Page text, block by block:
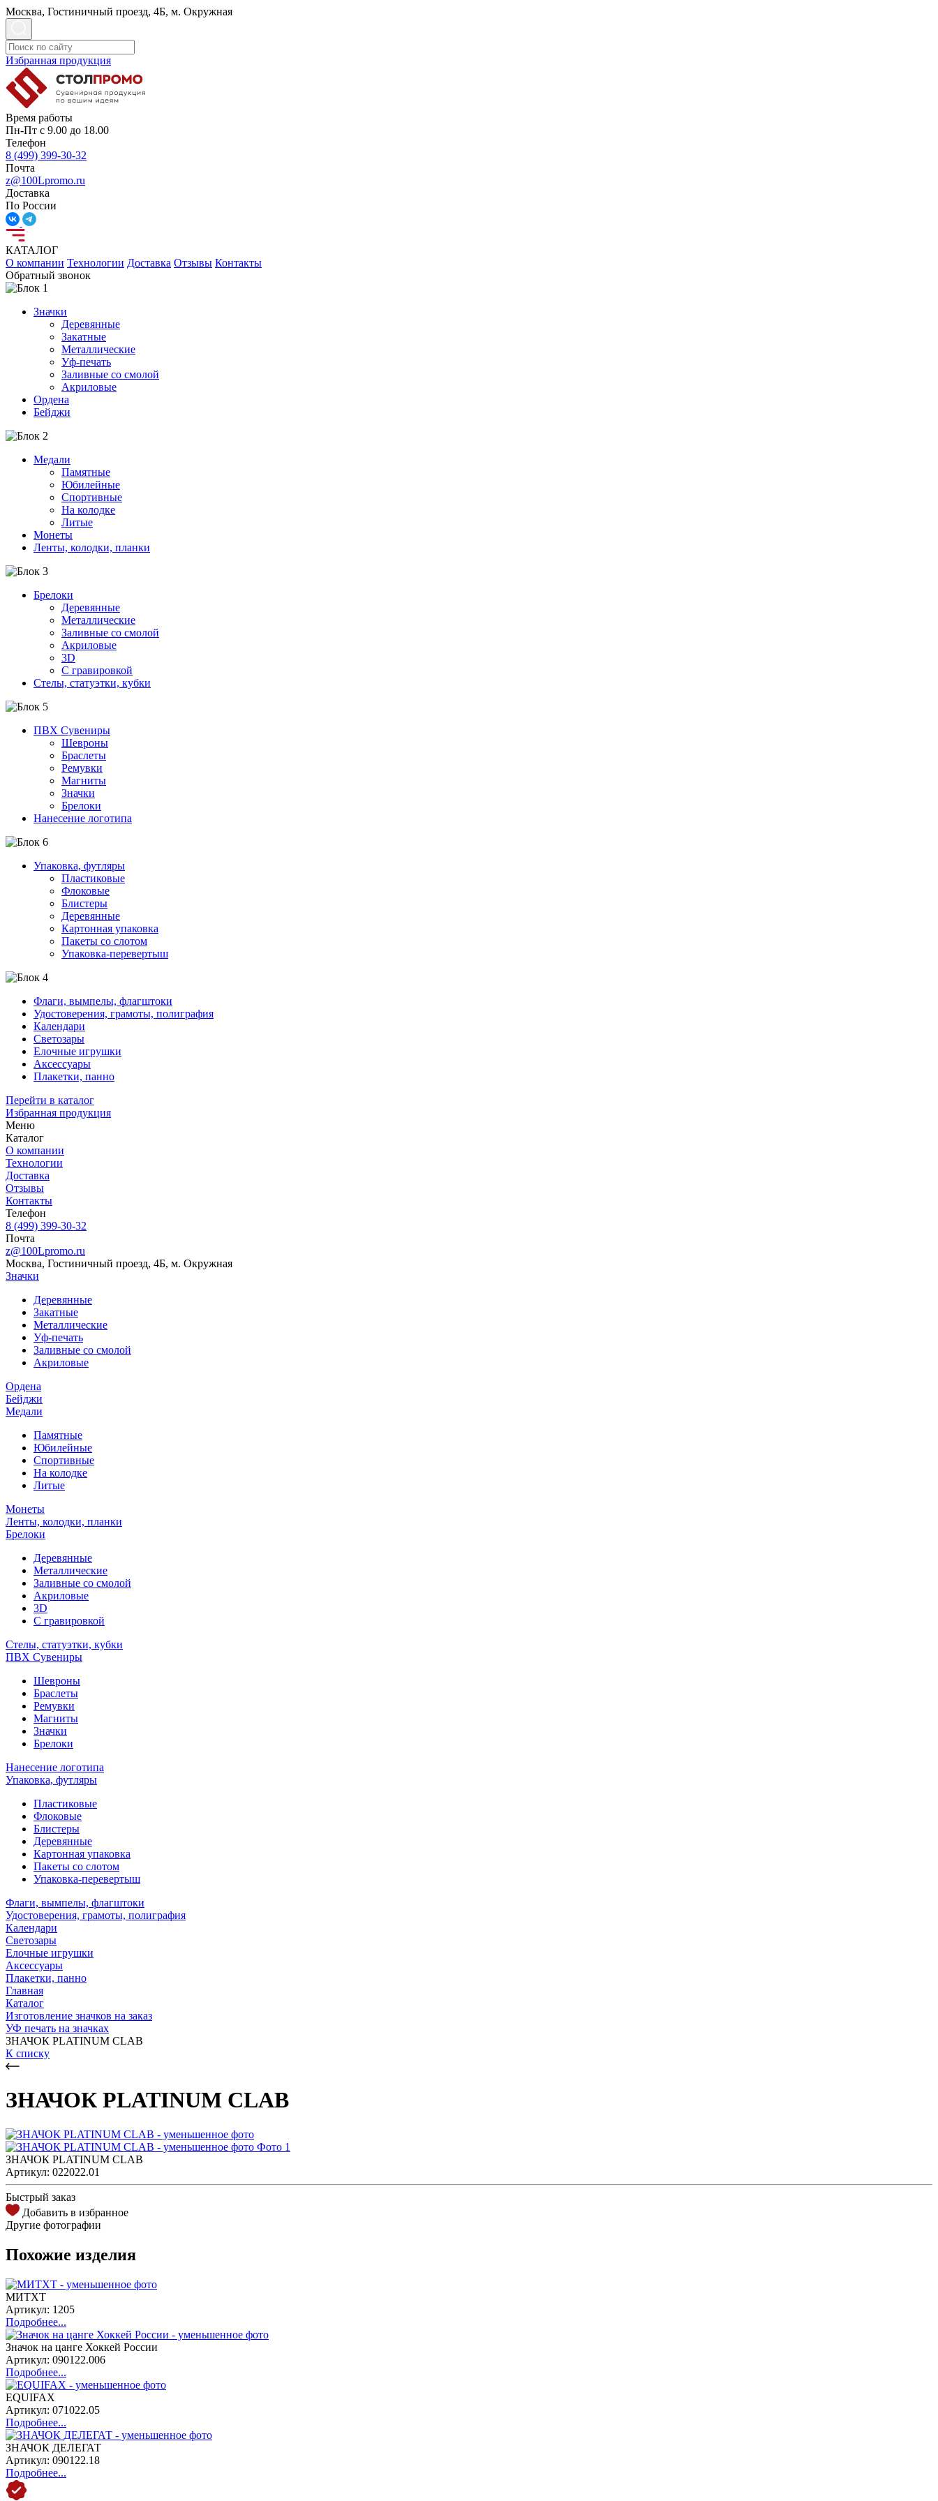
Москва, Гостиничный проезд, 4Б, м. Окружная
Избранная продукция
Время работы
Пн-Пт с 9.00 до 18.00
Телефон
8 (499) 399-30-32
Почта
z@100Lpromo.ru
Доставка
По России
КАТАЛОГ
О компании Технологии Доставка Отзывы Контакты
Обратный звонок
Значки
Деревянные
Закатные
Металлические
Уф-печать
Заливные со смолой
Акриловые
Ордена
Бейджи
Медали
Памятные
Юбилейные
Спортивные
На колодке
Литые
Монеты
Ленты, колодки, планки
Брелоки
Деревянные
Металлические
Заливные со смолой
Акриловые
3D
C гравировкой
Стелы, статуэтки, кубки
ПВХ Сувениры
Шевроны
Браслеты
Ремувки
Магниты
Значки
Брелоки
Нанесение логотипа
Упаковка, футляры
Пластиковые
Флоковые
Блистеры
Деревянные
Картонная упаковка
Пакеты со слотом
Упаковка-перевертыш
Флаги, вымпелы, флагштоки
Удостоверения, грамоты, полиграфия
Календари
Светозары
Елочные игрушки
Аксессуары
Плакетки, панно
Перейти в каталог
Избранная продукция
Меню
Каталог
О компании
Технологии
Доставка
Отзывы
Контакты
Телефон
8 (499) 399-30-32
Почта
z@100Lpromo.ru
Москва, Гостиничный проезд, 4Б, м. Окружная
Значки
Деревянные
Закатные
Металлические
Уф-печать
Заливные со смолой
Акриловые
Ордена
Бейджи
Медали
Памятные
Юбилейные
Спортивные
На колодке
Литые
Монеты
Ленты, колодки, планки
Брелоки
Деревянные
Металлические
Заливные со смолой
Акриловые
3D
C гравировкой
Стелы, статуэтки, кубки
ПВХ Сувениры
Шевроны
Браслеты
Ремувки
Магниты
Значки
Брелоки
Нанесение логотипа
Упаковка, футляры
Пластиковые
Флоковые
Блистеры
Деревянные
Картонная упаковка
Пакеты со слотом
Упаковка-перевертыш
Флаги, вымпелы, флагштоки
Удостоверения, грамоты, полиграфия
Календари
Светозары
Елочные игрушки
Аксессуары
Плакетки, панно
Главная
Каталог
Изготовление значков на заказ
УФ печать на значках
ЗНАЧОК PLATINUM CLAB
К списку
ЗНАЧОК PLATINUM CLAB
ЗНАЧОК PLATINUM CLAB
Артикул: 022022.01
Быстрый заказ
Добавить в избранное
Другие фотографии
Похожие изделия
МИТХТ
Артикул: 1205
Подробнее...
Значок на цанге Хоккей России
Артикул: 090122.006
Подробнее...
EQUIFAX
Артикул: 071022.05
Подробнее...
ЗНАЧОК ДЕЛЕГАТ
Артикул: 090122.18
Подробнее...